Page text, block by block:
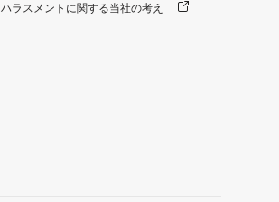
ラスメントに関する当社の考え